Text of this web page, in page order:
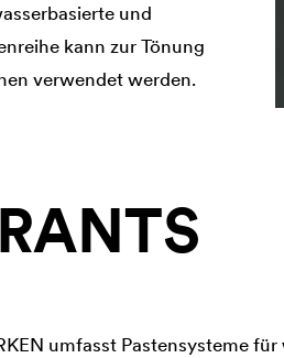
und
kann zur Tönung
verwendet werden.
umfasst Pastensysteme für